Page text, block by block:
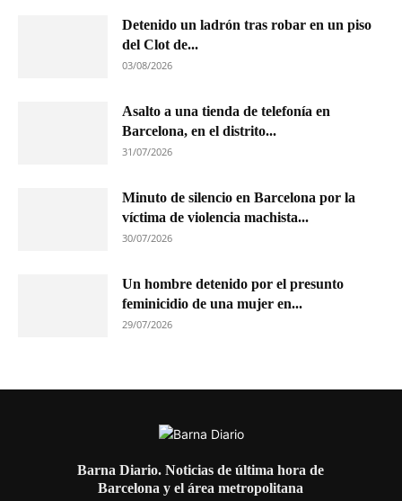
Detenido un ladrón tras robar en un piso
del Clot de...
03/08/2026
Asalto a una tienda de telefonía en
Barcelona, en el distrito...
31/07/2026
Minuto de silencio en Barcelona por la
víctima de violencia machista...
30/07/2026
Un hombre detenido por el presunto
feminicidio de una mujer en...
29/07/2026
Barna Diario. Noticias de última hora de
Barcelona y el área metropolitana